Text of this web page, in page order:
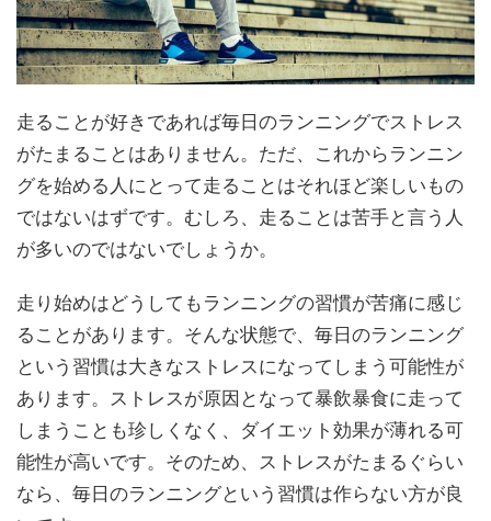
走ることが好きであれば毎日のランニングでストレス
がたまることはありません。ただ、これからランニン
グを始める人にとって走ることはそれほど楽しいもの
ではないはずです。むしろ、走ることは苦手と言う人
が多いのではないでしょうか。
走り始めはどうしてもランニングの習慣が苦痛に感じ
ることがあります。そんな状態で、毎日のランニング
という習慣は大きなストレスになってしまう可能性が
あります。ストレスが原因となって暴飲暴食に走って
しまうことも珍しくなく、ダイエット効果が薄れる可
能性が高いです。そのため、ストレスがたまるぐらい
なら、毎日のランニングという習慣は作らない方が良